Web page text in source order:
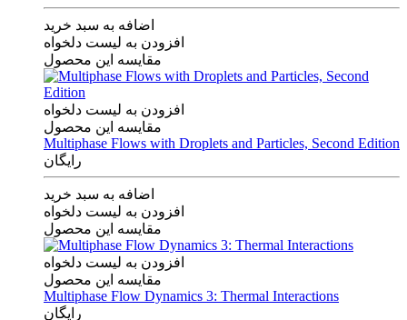
اضافه به سبد خرید
افزودن به لیست دلخواه
مقایسه این محصول
افزودن به لیست دلخواه
مقایسه این محصول
Multiphase Flows with Droplets and Particles, Second Edition
رایگان
اضافه به سبد خرید
افزودن به لیست دلخواه
مقایسه این محصول
افزودن به لیست دلخواه
مقایسه این محصول
Multiphase Flow Dynamics 3: Thermal Interactions
رایگان